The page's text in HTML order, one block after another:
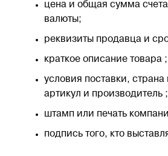
ЗАКАЗАТЬ
ПОДАТЬ ЗАЯВКУ
ВХОД
EN 中国
цена и общая сумма
валюты;
реквизиты продавца и
краткое описание товара ;
условия поставки,
артикул и производитель ;
штамп или печать
подпись того, кто